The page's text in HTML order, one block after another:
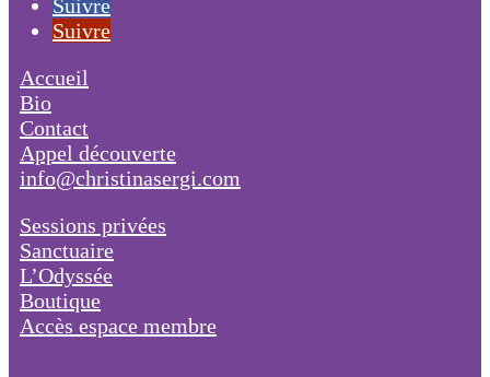
Suivre
Suivre
Accueil
Bio
Contact
Appel découverte
info@christinasergi.com
Sessions privées
Sanctuaire
L’Odyssée
Boutique
Accès espace membre